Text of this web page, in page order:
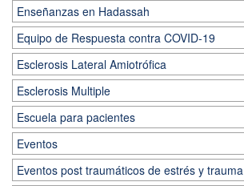
Enseñanzas en Hadassah
Equipo de Respuesta contra COVID-19
Esclerosis Lateral Amiotrófica
Esclerosis Multiple
Escuela para pacientes
Eventos
Eventos post traumáticos de estrés y trauma